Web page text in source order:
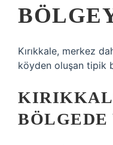
Kırıkkale, merkez
köyden oluşan tipik
BÖLGEDE